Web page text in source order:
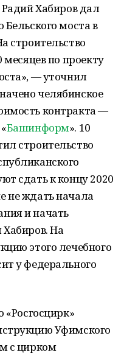
Хабиров дал
Бельского моста в
строительство
по проекту
— уточнил
челябинское
контракта —
Башинформ». 10
строительство
сдать к концу 2020
не ждать начала
и начать
Хабиров. На
этого лечебного
у федерального
«Росгосцирк»
Уфимского
с цирком